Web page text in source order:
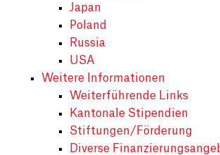
Japan
Poland
Russia
USA
Weitere Informationen
Weiterführende Links
Kantonale Stipendien
Stiftungen/Förderung
Diverse